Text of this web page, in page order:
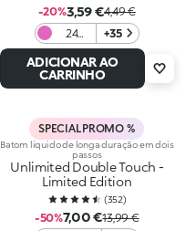
-20%3,59 €4,49 €
24
Peony
Violet
+35
ADICIONAR AO
CARRINHO
SPECIAL PROMO %
Batom líquido de longa duração em dois
passos
Unlimited Double Touch -
Limited Edition
(352)
-50%7,00 €13,99 €